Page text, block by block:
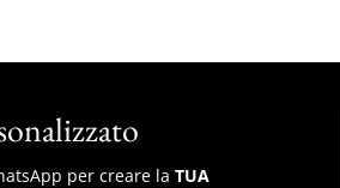
per creare la TUA